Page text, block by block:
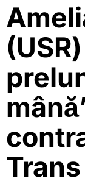
Trans